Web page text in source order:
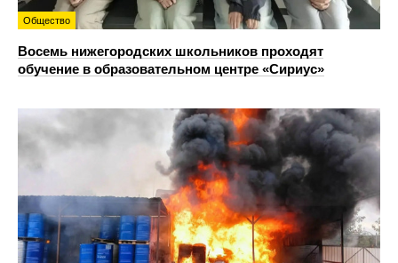
Общество
Восемь нижегородских школьников проходят
обучение в образовательном центре «Сириус»